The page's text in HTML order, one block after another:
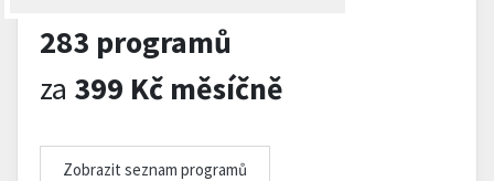
283 programů
za 399 Kč měsíčně
Zobrazit seznam programů